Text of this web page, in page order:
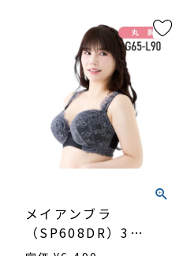
メイアンブラ
（SP608DR）3/4
カップ丸胸